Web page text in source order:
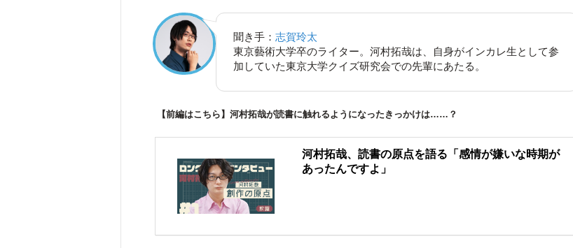
聞き手：志賀玲太
東京藝術大学卒のライター。河村拓哉は、自身がインカレ生として参
加していた東京大学クイズ研究会での先輩にあたる。
【前編はこちら】河村拓哉が読書に触れるようになったきっかけは……？
河村拓哉、読書の原点を語る「感情が嫌いな時期が
あったんですよ」